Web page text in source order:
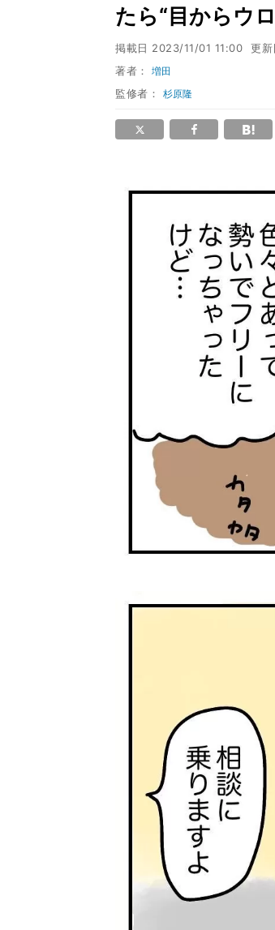
たら“目からウ
掲載日 2023/11/01 11:00 更新
著者：増田
監修者： 杉原隆